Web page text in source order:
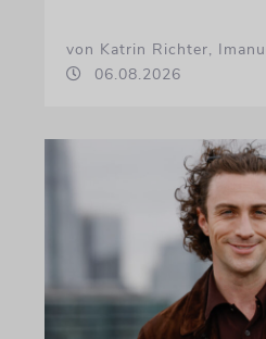
von Katrin Richter,
06.08.2026